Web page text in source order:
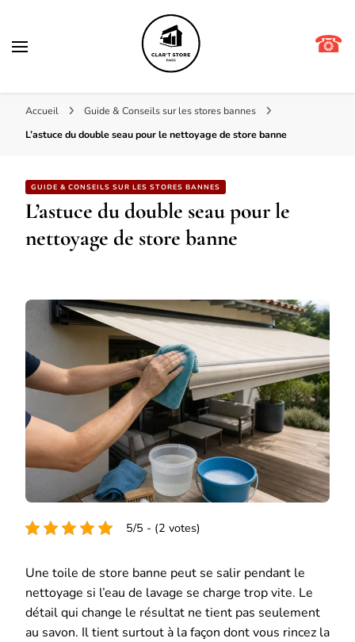
☎
Accueil
Guide & Conseils sur les stores bannes
L’astuce du double seau pour le nettoyage de store banne
GUIDE & CONSEILS SUR LES STORES BANNES
L’astuce du double seau pour le
nettoyage de store banne
5/5 - (2 votes)
Une toile de store banne peut se salir pendant le
nettoyage si l’eau de lavage se charge trop vite. Le
détail qui change le résultat ne tient pas seulement
au savon. Il tient surtout à la façon dont vous rincez la